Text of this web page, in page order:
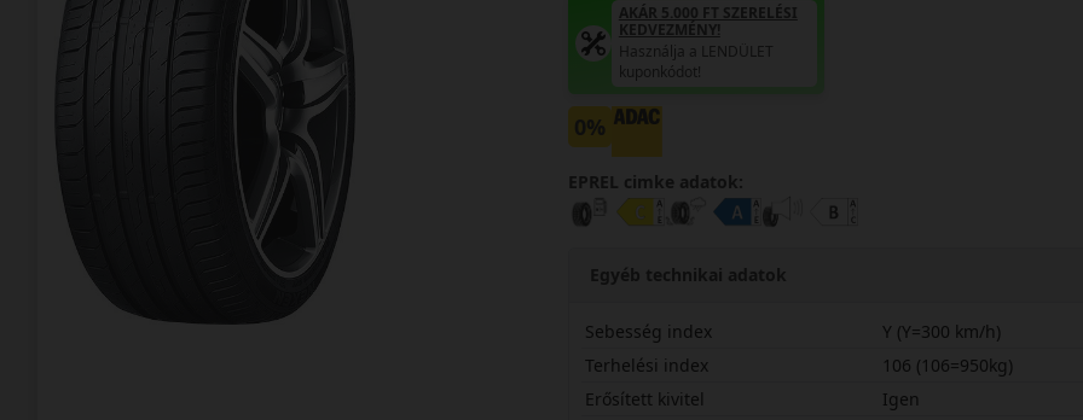
AKÁR 5.000 FT SZERELÉSI
KEDVEZMÉNY!
Használja a LENDÜLET
kuponkódot!
0%
EPREL cimke adatok:
Egyéb technikai adatok
Sebesség index
Y (Y=300 km/h)
Terhelési index
106 (106=950kg)
Erősített kivitel
Igen